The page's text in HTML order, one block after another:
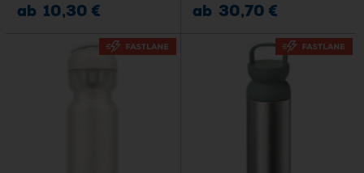
ab 10,30 € ab 30,70 €